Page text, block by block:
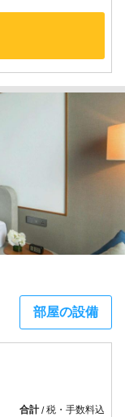
部屋の設備
合計/税・手数料込